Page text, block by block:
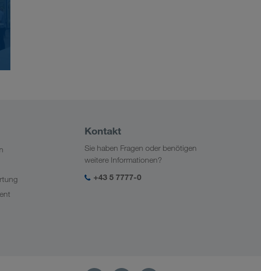
Kontakt
Sie haben Fragen oder benötigen
weitere Informationen?
+43 5 7777-0